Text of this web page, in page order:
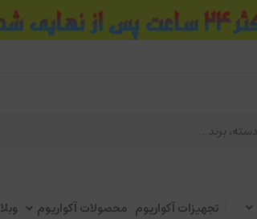
تجهیزات آکواریوم محصولات آکواریوم